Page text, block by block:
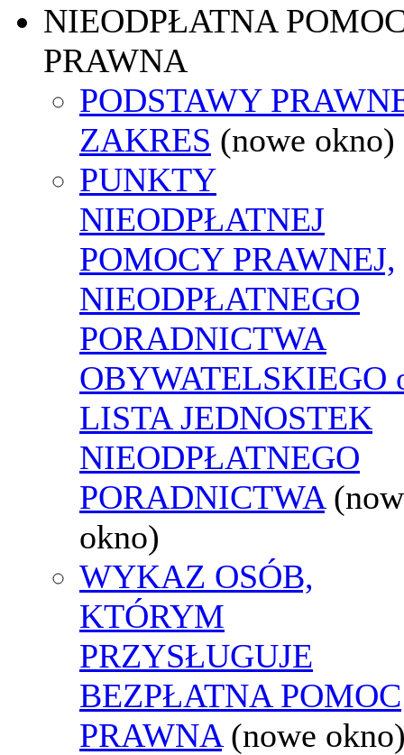
NIEODPŁATNA
PRAWNA
PODSTAWY
ZAKRES (nowe okno)
PUNKTY
NIEODPŁATNEJ
POMOCY PRAWNEJ,
NIEODPŁATNEGO
PORADNICTWA
OBYWATELSKIEGO
LISTA JEDNOSTEK
NIEODPŁATNEGO
PORADNICTWA
okno)
WYKAZ OSÓB,
KTÓRYM
PRZYSŁUGUJE
BEZPŁATNA POMOC
PRAWNA (nowe